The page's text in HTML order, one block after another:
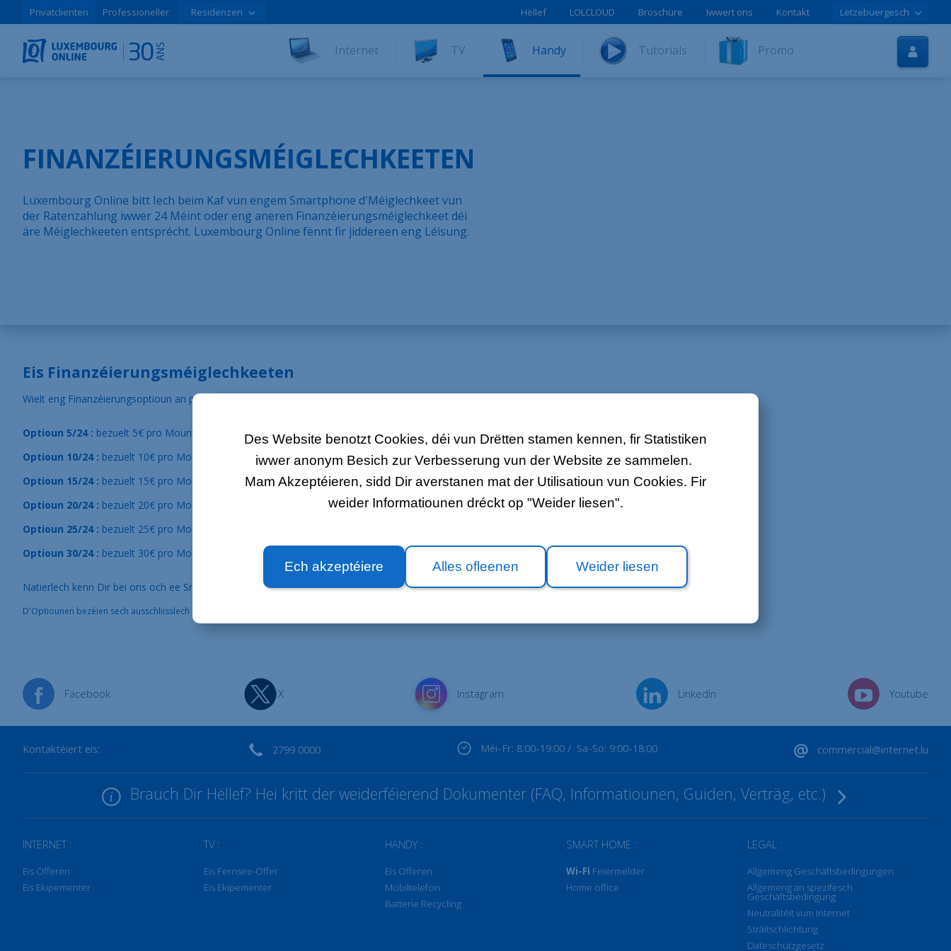
Startsäit
Internet
Des Website benotzt Cookies, déi vun Drëtten stamen kennen, fir Statistiken
iwwer anonym Besich zur Verbesserung vun der Website ze sammelen.
Mam Akzeptéieren, sidd Dir averstanen mat der Utilisatioun vun Cookies. Fir
weider Informatiounen dréckt op "Weider liesen".
Ech akzeptéiere Alles ofleenen Weider liesen
Privatclienten Professioneller Residenzen Hëllef LOLCLOUD Broschüre Iwwert ons Kontakt Lëtzebuergesch
Internet TV Handy Tutorials Promo
FINANZÉIERUNGSMÉIGLECHKEETEN
Luxembourg Online bitt Iech beim Kaf vun engem Smartphone d'Méiglechkeet vun
der Ratenzahlung iwwer 24 Méint oder eng aneren Finanzéierungsméiglechkeet déi
äre Méiglechkeeten entsprécht. Luxembourg Online fënnt fir jiddereen eng Léisung.
Eis Finanzéierungsméiglechkeeten
Wielt eng Finanzéierungsoptioun an profitéiert direkt vun engem Rabatt beim Kaf vun engem Smartphone.
Optioun 5/24 : bezuelt 5€ pro Mount wärend 24 Méint. Spuert 120€
Optioun 10/24 : bezuelt 10€ pro Mount wärend 24 Méint. Spuert 240€
Optioun 15/24 : bezuelt 15€ pro Mount wärend 24 Méint.Spuert 360€
Optioun 20/24 : bezuelt 20€ pro Mount wärend 24 Méint.
Spuert 480€
Optioun 25/24 : bezuelt 25€ pro Mount wärend 24 Méint.
Optioun 30/24 : bezuelt 30€ pro Mount wärend 24 Méint.
Natierlech kenn Dir bei ons och ee Smartphone ouni Abonnement kafen, allerdéngs ass an dësem Fall den Gesamtbetrag beim Kaf fälleg.
D'Optiounen bezéien sech ausschliisslech op den Kaf vun engem Smartphone an Verbindung mam Ofschléissen vun engem LOL-Mobile Abonement.
Facebook X Instagram LinkedIn Youtube
Kontaktéiert eis: 2799 0000 Méi-Fr: 8:00-19:00 / Sa-So: 9:00-18:00 commercial@internet.lu
Brauch Dir Hëllef? Hei kritt der weiderféierend Dokumenter (FAQ, Informatiounen, Guiden, Verträg, etc.)
INTERNET :
Eis Offeren
Eis Ekipementer
TV :
Eis Fernsee-Offer
Eis Ekipementer
HANDY :
Eis Offeren
Mobiltelefon
Batterie Recycling
SMART HOME :
Wi-Fi Feiermelder
Home office
LEGAL :
Allgemeng Geschäftsbedingungen
Allgemeng an spezifesch
Geschäftsbedingung
Neutralitéit vum Internet
Sträitschlichtung
Dateschutzgesetz